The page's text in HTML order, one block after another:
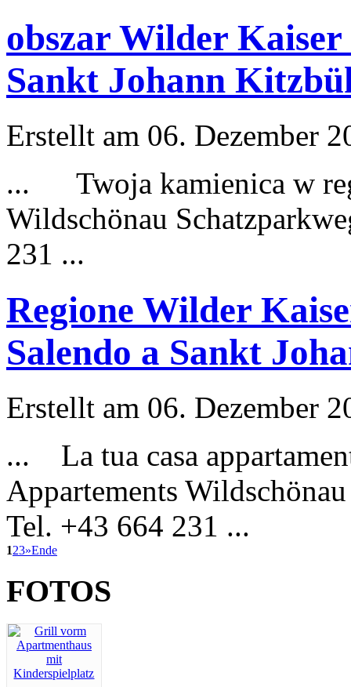
obszar Wilder
Sankt Johann
Erstellt am 06. Dezember
... Twoja kamienica w
Wildschönau
231 ...
Regione Wilder
Salendo a Sankt
Erstellt am 06. Dezember
... La tua casa
Appartements Wildschönau
Tel. +43 664 231 ...
123»Ende
FOTOS